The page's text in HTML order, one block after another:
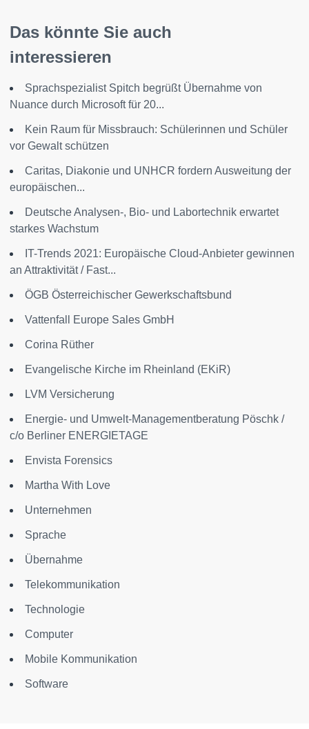
Das könnte Sie auch
interessieren
Sprachspezialist Spitch begrüßt Übernahme von
Nuance durch Microsoft für 20...
Kein Raum für Missbrauch: Schülerinnen und Schüler
vor Gewalt schützen
Caritas, Diakonie und UNHCR fordern Ausweitung der
europäischen...
Deutsche Analysen-, Bio- und Labortechnik erwartet
starkes Wachstum
IT-Trends 2021: Europäische Cloud-Anbieter gewinnen
an Attraktivität / Fast...
ÖGB Österreichischer Gewerkschaftsbund
Vattenfall Europe Sales GmbH
Corina Rüther
Evangelische Kirche im Rheinland (EKiR)
LVM Versicherung
Energie- und Umwelt-Managementberatung Pöschk /
c/o Berliner ENERGIETAGE
Envista Forensics
Martha With Love
Unternehmen
Sprache
Übernahme
Telekommunikation
Technologie
Computer
Mobile Kommunikation
Software